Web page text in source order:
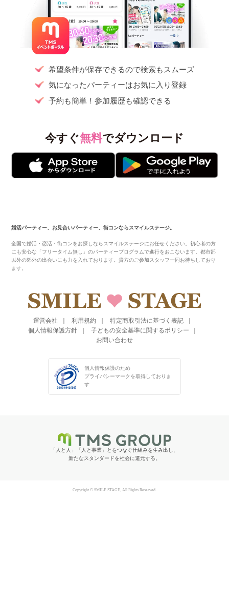
希望条件が保存できるので検索もスムーズ
気になったパーティーはお気に入り登録
予約も簡単！参加履歴も確認できる
今すぐ無料でダウンロード
婚活パーティー、お見合いパーティー、街コンならスマイルステージ。
全国で婚活・恋活・街コンをお探しならスマイルステージにお任せください。初心者の方
にも安心な「フリータイム無し」のパーティープログラムで進行をおこないます。都市部
以外の郊外の出会いにも力を入れております。貴方のご参加スタッフ一同お待ちしており
ます。
運営会社 利用規約
特定商取引法に基づく表記
個人情報保護方針
子どもの安全基準に関するポリシー
お問い合わせ
個人情報保護のため
プライバシーマークを取得しておりま
す
「人と人」「人と事業」とをつなぐ仕組みを生み出し、
新たなスタンダードを社会に還元する。
Copyright © SMILE STAGE, All Rights Reserved.